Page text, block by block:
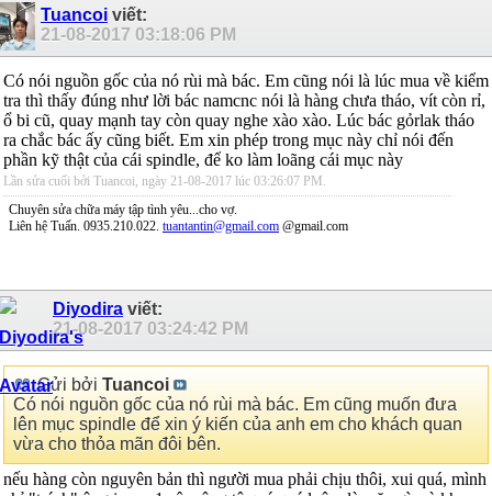
Tuancoi viết:
21-08-2017 03:18:06 PM
Có nói nguồn gốc của nó rùi mà bác. Em cũng nói là lúc mua về kiểm
tra thì thấy đúng như lời bác namcnc nói là hàng chưa tháo, vít còn rỉ,
ổ bi cũ, quay mạnh tay còn quay nghe xào xào. Lúc bác gỏrlak tháo
ra chắc bác ấy cũng biết. Em xin phép trong mục này chỉ nói đến
phần kỹ thật của cái spindle, để ko làm loãng cái mục này
Lần sửa cuối bởi Tuancoi, ngày 21-08-2017 lúc 03:26:07 PM .
Chuyên sửa chữa máy tập tình yêu...cho vợ.
Liên hệ Tuấn. 0935.210.022. tuantantin@gmail.com @gmail.com
Diyodira viết:
21-08-2017 03:24:42 PM
Gửi bởi Tuancoi
Có nói nguồn gốc của nó rùi mà bác. Em cũng muốn đưa
lên mục spindle để xin ý kiến của anh em cho khách quan
vừa cho thỏa mãn đôi bên.
nếu hàng còn nguyên bản thì người mua phải chịu thôi, xui quá, mình